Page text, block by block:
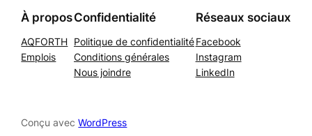
À propos
AQFORTH
Emplois
Confidentialité
Politique de confidentialité
Conditions générales
Nous joindre
Réseaux sociaux
Facebook
Instagram
LinkedIn
Conçu avecWordPress